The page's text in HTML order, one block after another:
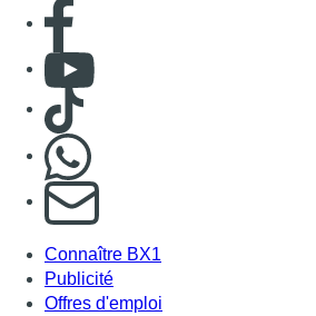
Consulter page Facebook
Consulter Youtube
Consulter TikTok
S'abonner à notre newsletter
Connaître BX1
Publicité
Offres d'emploi